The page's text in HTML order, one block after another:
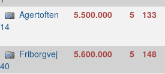
Agertoften
14
5.500.000 5 133
Friborgvej
40
5.600.000 5 148